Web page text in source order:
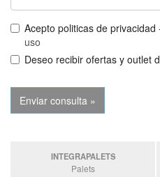
Acepto politicas de privacidad
uso
Deseo recibir ofertas y outlet
INTEGRAPALETS
Palets